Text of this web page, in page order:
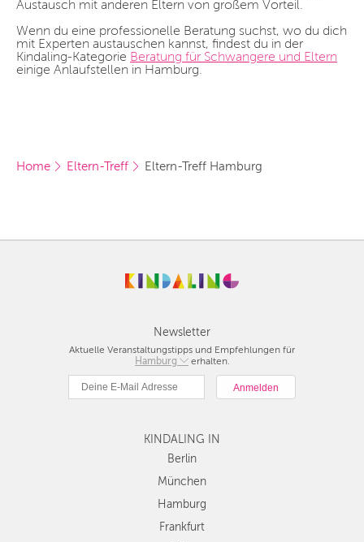
Austausch mit anderen Eltern von großem Vorteil.
Wenn du eine professionelle Beratung suchst, wo du dich
mit Experten austauschen kannst, findest du in der
Kindaling-Kategorie Beratung für Schwangere und Eltern
einige Anlaufstellen in Hamburg.
Home Eltern-Treff Eltern-Treff Hamburg
Newsletter
Aktuelle Veranstaltungstipps und Empfehlungen für
Hamburg
Berlin
Hamburg
Köln
Düsseldorf
Stuttgart
erhalten.
KINDALING IN
Berlin
München
Hamburg
Frankfurt